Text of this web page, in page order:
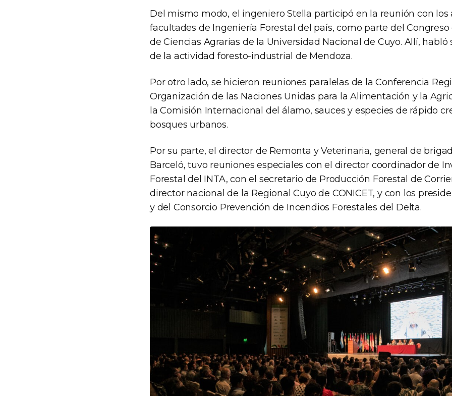
Del mismo modo, el ingeniero Stella participó en la reunión con los
facultades de Ingeniería Forestal del país, como parte del
de Ciencias Agrarias de la Universidad Nacional de Cuyo. Allí, habló
de la actividad foresto-industrial de Mendoza.
Por otro lado, se hicieron reuniones paralelas de la Conferencia
Organización de las Naciones Unidas para la Alimentación y la
la Comisión Internacional del álamo, sauces y especies de rápido
bosques urbanos.
Por su parte, el director de Remonta y Veterinaria, general de
Barceló, tuvo reuniones especiales con el director coordinador de
Forestal del INTA, con el secretario de Producción Forestal de
director nacional de la Regional Cuyo de CONICET, y con los
y del Consorcio Prevención de Incendios Forestales del Delta.